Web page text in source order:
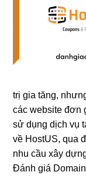
trị gia tăng,
các website đơn
sử dụng dịch vụ
về HostUS, qua
nhu cầu xây
Đánh giá